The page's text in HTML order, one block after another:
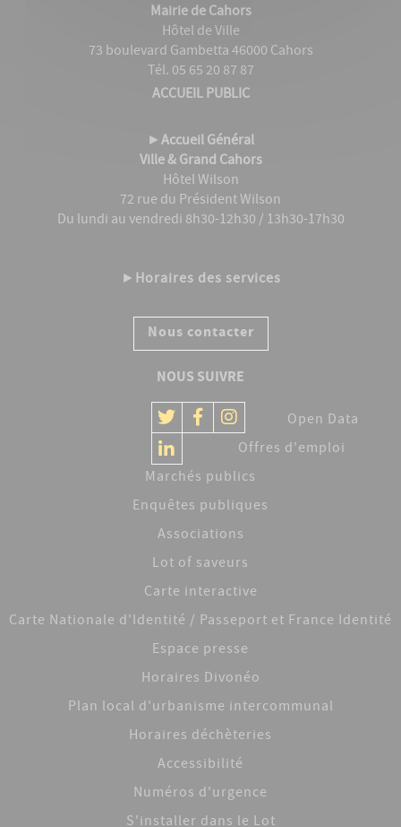
Mairie de Cahors
Hôtel de Ville
73 boulevard Gambetta 46000 Cahors
Tél. 05 65 20 87 87
ACCUEIL PUBLIC
►Accueil Général
Ville & Grand Cahors
Hôtel Wilson
72 rue du Président Wilson
Du lundi au vendredi 8h30-12h30 / 13h30-17h30
► Horaires des services
Nous contacter
NOUS SUIVRE
Open Data
Offres d'emploi
Marchés publics
Enquêtes publiques
Associations
Lot of saveurs
Carte interactive
Carte Nationale d'Identité / Passeport et France Identité
Espace presse
Horaires Divonéo
Plan local d'urbanisme intercommunal
Horaires déchèteries
Accessibilité
Numéros d'urgence
S'installer dans le Lot